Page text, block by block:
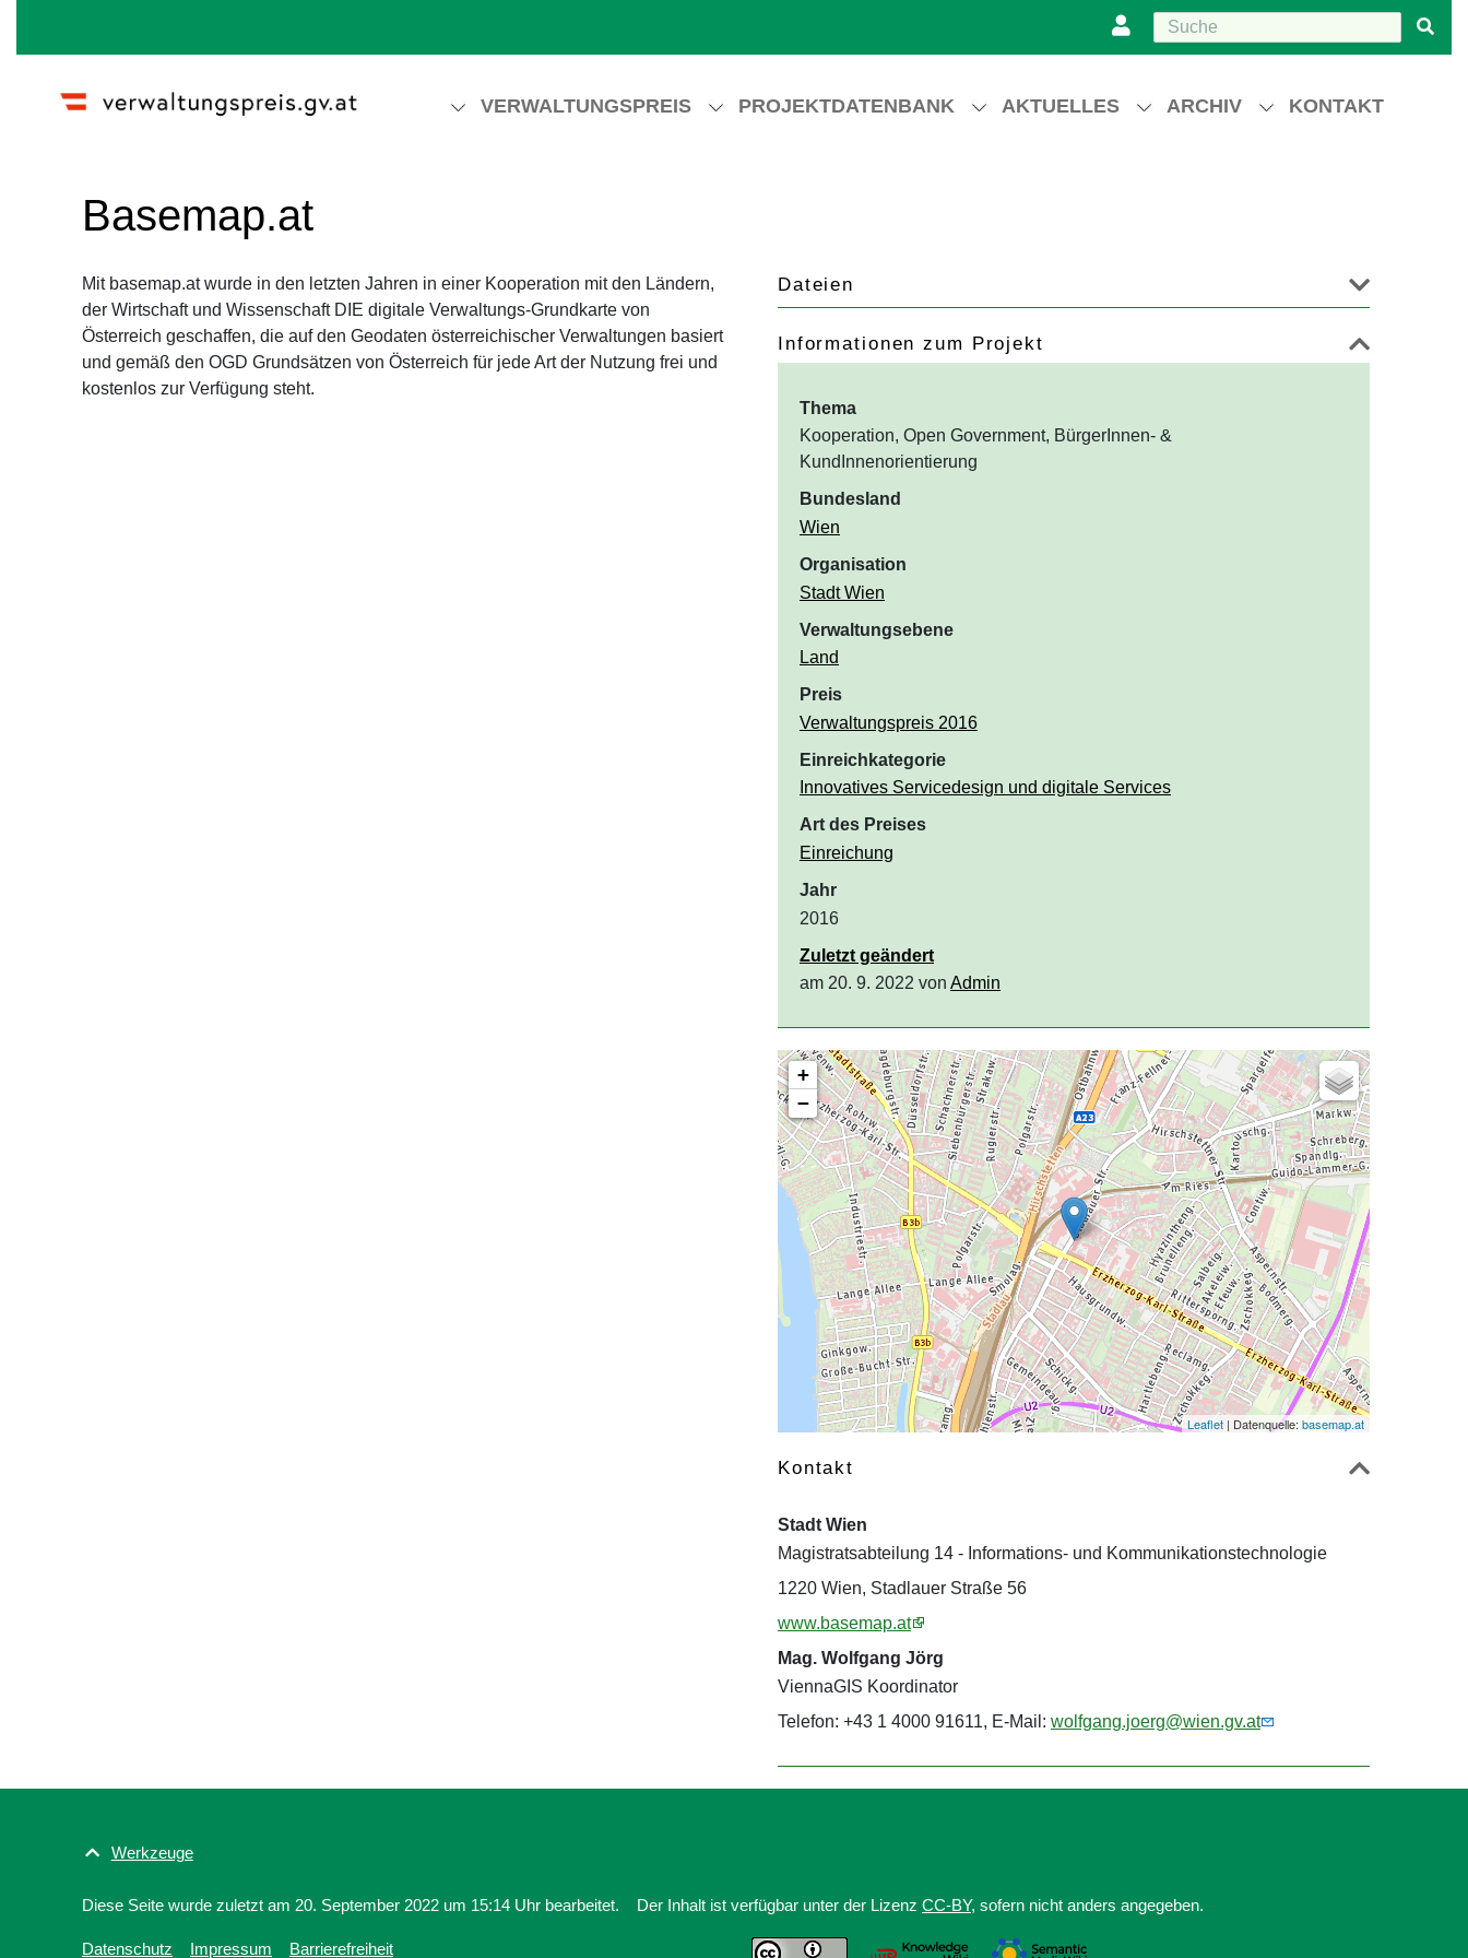
VERWALTUNGSPREIS PROJEKTDATENBANK AKTUELLES ARCHIV KONTAKT
Basemap.at
Dateien
Informationen zum Projekt
Thema
Kooperation, Open Government, BürgerInnen- &
KundInnenorientierung
Bundesland
Wien
Organisation
Stadt Wien
Verwaltungsebene
Land
Preis
Verwaltungspreis 2016
Einreichkategorie
Innovatives Servicedesign und digitale Services
Art des Preises
Einreichung
Jahr
2016
Zuletzt geändert
am 20. 9. 2022 von Admin
+
−
Leaflet | Datenquelle: basemap.at
Kontakt
Stadt Wien
Magistratsabteilung 14 - Informations- und Kommunikationstechnologie
1220 Wien, Stadlauer Straße 56
www.basemap.at
Mag. Wolfgang Jörg
ViennaGIS Koordinator
Telefon: +43 1 4000 91611, E-Mail: wolfgang.joerg@wien.gv.at
Mit basemap.at wurde in den letzten Jahren in einer Kooperation mit den Ländern,
der Wirtschaft und Wissenschaft DIE digitale Verwaltungs-Grundkarte von
Österreich geschaffen, die auf den Geodaten österreichischer Verwaltungen basiert
und gemäß den OGD Grundsätzen von Österreich für jede Art der Nutzung frei und
kostenlos zur Verfügung steht.
Werkzeuge
Diese Seite wurde zuletzt am 20. September 2022 um 15:14 Uhr bearbeitet. Der Inhalt ist verfügbar unter der Lizenz CC-BY, sofern nicht anders angegeben.
Datenschutz Impressum Barrierefreiheit